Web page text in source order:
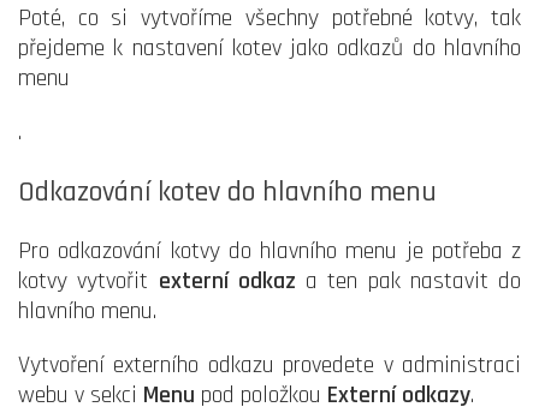
Poté, co si vytvoříme všechny potřebné kotvy, tak
přejdeme k nastavení kotev jako odkazů do hlavního
menu
.
Odkazování kotev do hlavního menu
Pro odkazování kotvy do hlavního menu je potřeba z
kotvy vytvořit externí odkaz a ten pak nastavit do
hlavního menu.
Vytvoření externího odkazu provedete v administraci
webu v sekci Menu pod položkou Externí odkazy.